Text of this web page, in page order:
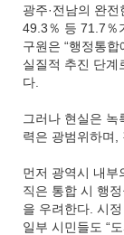
광주·전남의 완전
49.3％ 등 71.7％
구원은 “행정통
실질적 추진 단계
다.
그러나 현실은 녹
력은 광범위하며,
먼저 광역시 내부
직은 통합 시 행
을 우려한다. 시
일부 시민들도 “